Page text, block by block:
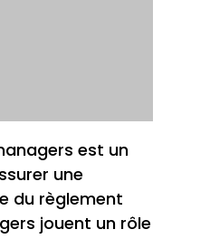
est un
une
du règlement
jouent un rôle